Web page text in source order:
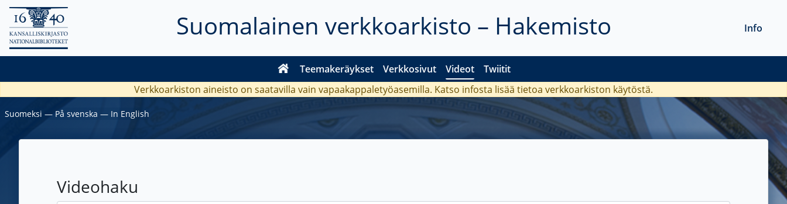
Suomalainen verkkoarkisto – Hakemisto
Teemakeräykset Verkkosivut Videot Twiitit
Info
Verkkoarkiston aineisto on saatavilla vain vapaakappaletyöasemilla. Katso infosta lisää tietoa verkkoarkiston käytöstä.
Suomeksi ― På svenska ― In English
Videohaku